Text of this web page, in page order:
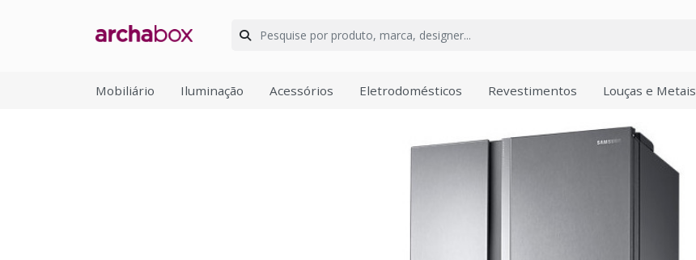
Mobiliário Iluminação Acessórios Eletrodomésticos Revestimentos Louças e Metais